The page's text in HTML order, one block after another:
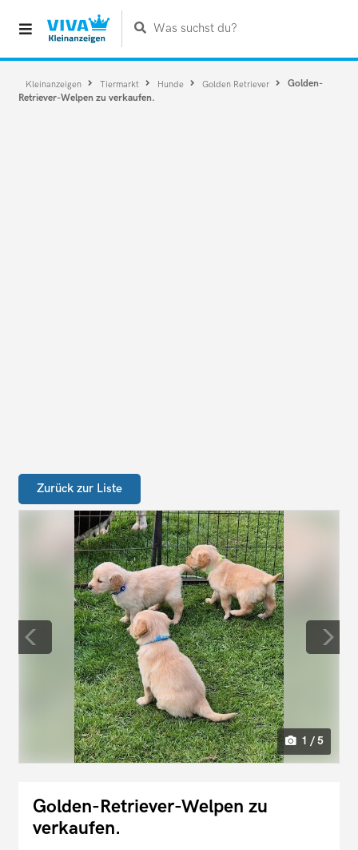
Was suchst du?
Kleinanzeigen Tiermarkt Hunde Golden Retriever
Golden-
Retriever-Welpen zu verkaufen.
Zurück zur Liste
1 / 5
Golden-Retriever-Welpen zu
verkaufen.